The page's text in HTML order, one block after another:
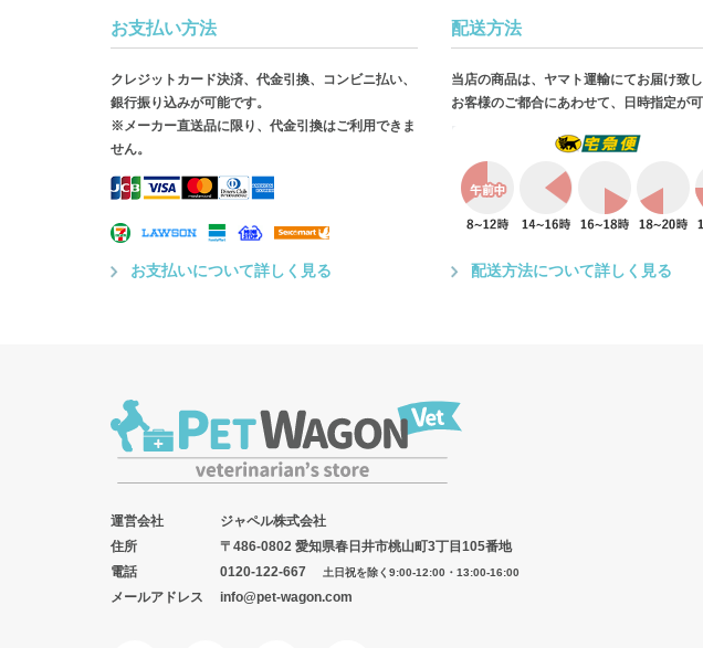
お支払い方法
クレジットカード決済、代金引換、コンビニ払い、
銀行振り込みが可能です。
※メーカー直送品に限り、代金引換はご利用できま
せん。
お支払いについて詳しく見る
配送方法
当店の商品は、ヤマト運輸にてお届け致し
お客様のご都合にあわせて、日時指定が可
配送方法について詳しく見る
運営会社
ジャペル株式会社
住所
〒486-0802 愛知県春日井市桃山町3丁目105番地
電話
0120-122-667 土日祝を除く9:00-12:00・13:00-16:00
メールアドレス info@pet-wagon.com